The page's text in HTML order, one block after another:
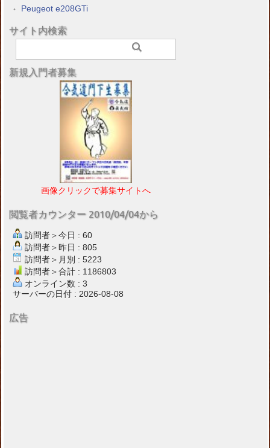
Peugeot e208GTi
サイト内検索
新規入門者募集
画像クリックで募集サイトへ
閲覧者カウンター 2010/04/04から
訪問者＞今日 : 60
訪問者＞昨日 : 805
訪問者＞月別 : 5223
訪問者＞合計 : 1186803
オンライン数 : 3
サーバーの日付 : 2026-08-08
広告